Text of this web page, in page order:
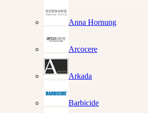
Anna Hornung
Arcocere
Arkada
Barbicide